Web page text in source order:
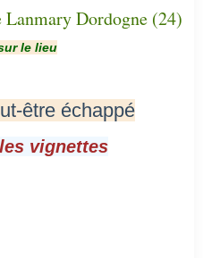
le lieu
être échappé
vignettes